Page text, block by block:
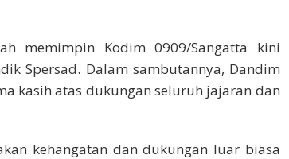
memimpin Kodim 0909/Sangatta kini
Spersad. Dalam sambutannya, Dandim
kasih atas dukungan seluruh jajaran dan
kehangatan dan dukungan luar biasa